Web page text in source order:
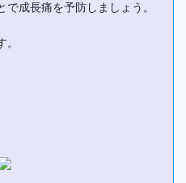
成長痛を予防しましょう。
。